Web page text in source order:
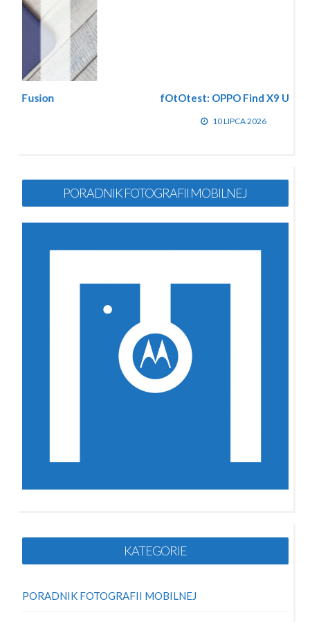
fOtOtest: OPPO Find X9 Ultra
PORADNIK FOTOGRAFII MOBILNEJ
KATEGORIE
PORADNIK FOTOGRAFII MOBILNEJ